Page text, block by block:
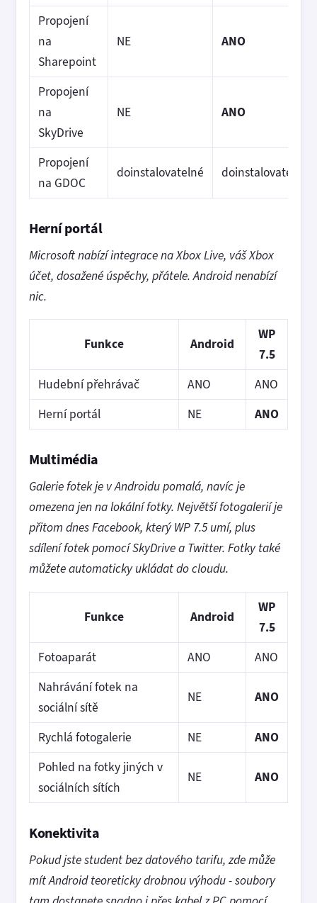
Propojení
na
Sharepoint
NE ANO
Propojení
na
SkyDrive
NE ANO
Propojení
na GDOC
doinstalovatelné doinstalovatelné
Herní portál
Microsoft nabízí integrace na Xbox Live, váš Xbox
účet, dosažené úspěchy, přátele. Android nenabízí
nic.
Funkce Android
WP
7.5
Hudební přehrávač
ANO
ANO
Herní portál
NE ANO
Multimédia
Galerie fotek je v Androidu pomalá, navíc je
omezena jen na lokální fotky. Největší fotogalerií je
přitom dnes Facebook, který WP 7.5 umí, plus
sdílení fotek pomocí SkyDrive a Twitter. Fotky také
můžete automaticky ukládat do cloudu.
Funkce Android
WP
7.5
Fotoaparát
ANO
ANO
Nahrávání fotek na
sociální sítě
NE ANO
Rychlá fotogalerie NE
ANO
Pohled na fotky jiných v
sociálních sítích
NE ANO
Konektivita
Pokud jste student bez datového tarifu, zde může
mít Android teoreticky drobnou výhodu - soubory